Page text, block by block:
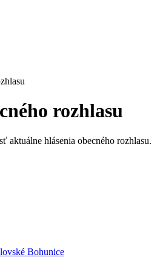
rozhlasu
aktuálne hlásenia obecného rozhlasu.
Bohunice